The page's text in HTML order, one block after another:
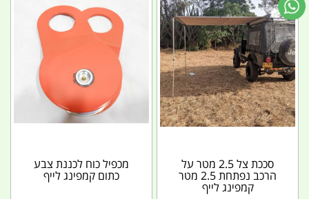
סככת צל 2.5 מטר על
הרכב נפתחת 2.5 מטר
קמפינג לייף
מכפיל כוח לכננת צבע
כתום קמפינג לייף